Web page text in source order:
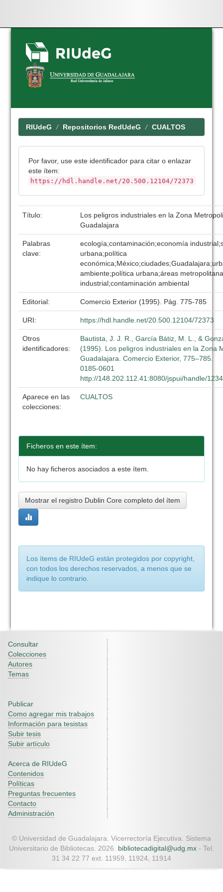
Skip
navigation
RIUdeG Repositorios RedUdeG CUALTOS
Por favor, use este identificador para citar o enlazar
este ítem:
https://hdl.handle.net/20.500.12104/72373
Título:
Los peligros industriales en la Zona
Guadalajara
Palabras
clave:
ecología;contaminación;economía
urbana;política
ambiente;política urbana;áreas
industrial;contaminación ambiental
Editorial: Comercio Exterior (1995). Pág. 775-785
URI: https://hdl.handle.net/20.500.12104/72373
Otros
identificadores:
Bautista, J. J. R., García Bátiz, M. L., &
(1995). Los peligros industriales en la Zona
Guadalajara. Comercio Exterior, 775–785.
0185-0601
http://148.202.112.41:8080/jspui/handle/
Aparece en las
colecciones:
CUALTOS
Ficheros en este ítem:
No hay ficheros asociados a este ítem.
Mostrar el registro Dublin Core completo del ítem
Los ítems de RIUdeG están protegidos por copyright,
con todos los derechos reservados, a menos que se
indique lo contrario.
Consultar
Colecciones
Autores
Temas
Publicar
Como agregar mis trabajos
Información para tesistas
Subir tesis
Subir artículo
Acerca de RIUdeG
Contenidos
Políticas
Preguntas frecuentes
Contacto
Administración
© Universidad de Guadalajara. Vicerrectoría Ejecutiva. Sistema
Universitario de Bibliotecas. 2026. bibliotecadigital@udg.mx - Tel.
31 34 22 77 ext. 11959, 11924, 11914